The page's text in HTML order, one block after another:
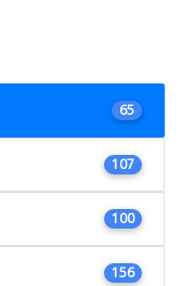
65
107
100
156